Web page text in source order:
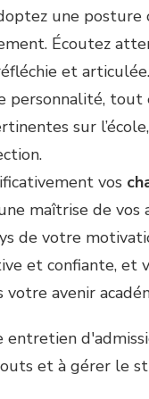
une
Écoutez
et
tout
sur
vos
maîtrise de
de votre
et confiante, et
avenir